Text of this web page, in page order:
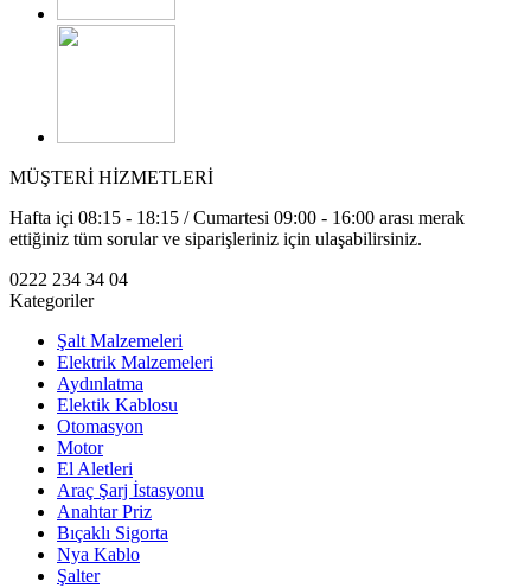
MÜŞTERİ HİZMETLERİ
Hafta içi 08:15 - 18:15 / Cumartesi 09:00 - 16:00 arası merak
ettiğiniz tüm sorular ve siparişleriniz için ulaşabilirsiniz.
0222 234 34 04
Kategoriler
Şalt Malzemeleri
Elektrik Malzemeleri
Aydınlatma
Elektik Kablosu
Otomasyon
Motor
El Aletleri
Araç Şarj İstasyonu
Anahtar Priz
Bıçaklı Sigorta
Nya Kablo
Şalter